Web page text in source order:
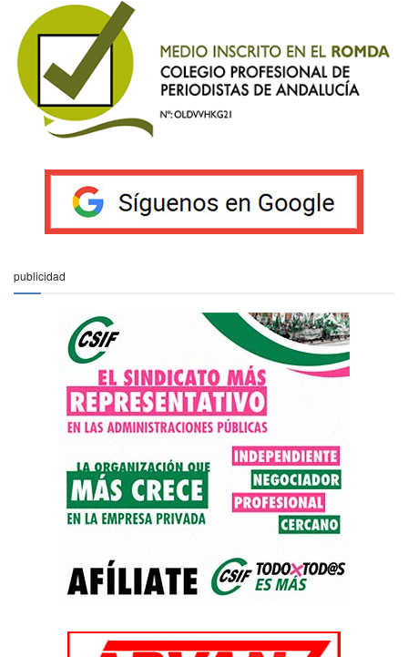
publicidad